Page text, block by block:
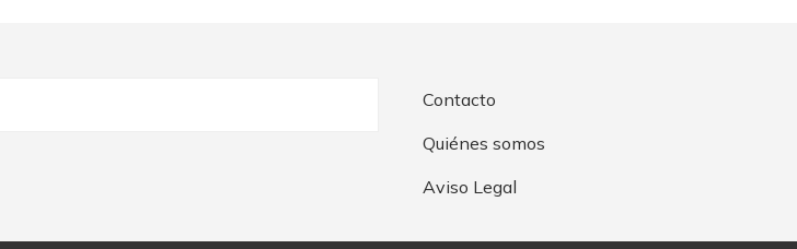
Contacto
Quiénes somos
Aviso Legal